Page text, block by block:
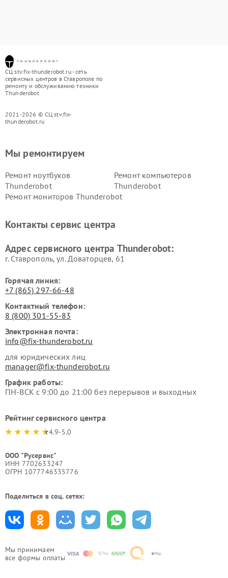
СЦ stv.fix-thunderobot.ru - сеть
сервисных центров в Ставрополе по
ремонту и обслуживанию техники
Thunderobot
2021-2026 © СЦ stv.fix-
thunderobot.ru
Мы принимаем
все формы оплаты
Мы ремонтируем
Ремонт ноутбуков
Thunderobot
Ремонт компьютеров
Thunderobot
Ремонт мониторов Thunderobot
Контакты сервис центра
Адрес сервисного центра Thunderobot:
г. Ставрополь, ул. Доваторцев, 61
Горячая линия:
+7 (865) 297-66-48
Контактный телефон:
8 (800) 301-55-83
Электронная почта:
info@fix-thunderobot.ru
для юридических лиц
manager@fix-thunderobot.ru
График работы:
ПН-ВСК с 9:00 до 21:00 без перерывов и выходных
Рейтинг сервисного центра
4.9-5.0
ООО "Русервис"
ИНН 7702633247
ОГРН 1077746335776
Поделиться в соц. сетях: